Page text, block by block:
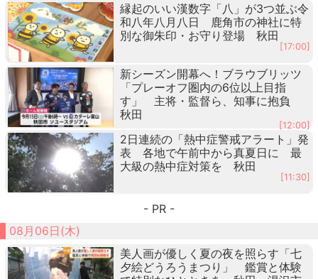
縁起のいい漢数字「八」が3つ並ぶ令
和八年八月八日 鹿角市の神社に特
別な御朱印・お守り登場 秋田
[17:00]
新シーズン開幕へ！ブラウブリッツ
「プレーオフ圏内の6位以上目指
す」 主将・監督ら、知事に抱負
秋田
[12:00]
2日連続の「熱中症警戒アラート」発
表 各地で午前中から真夏日に 最
大級の熱中症対策を 秋田
[11:30]
- PR -
08月06日(木)
美人画が優しく夏の夜を照らす「七
夕絵どうろうまつり」 鑑賞と体験